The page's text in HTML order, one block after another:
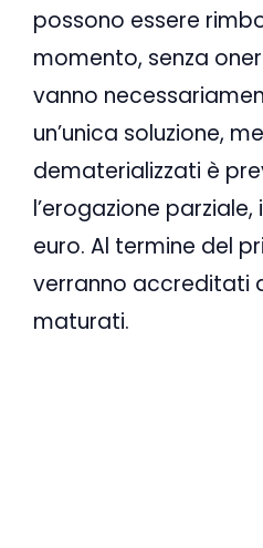
possono essere
momento, senza
vanno
un’unica soluzione,
dematerializzati è
l’erogazione
euro. Al termine del
verranno accreditati
maturati.